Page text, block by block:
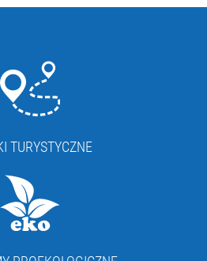
TURYSTYCZNE